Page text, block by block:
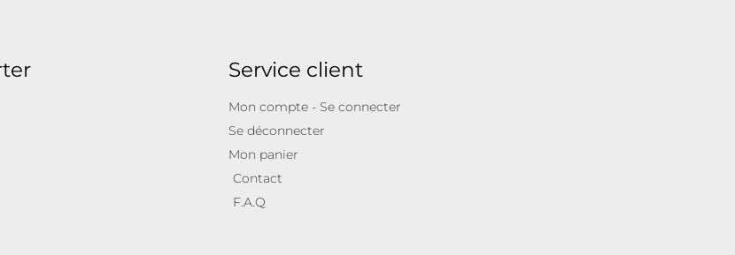
Service client
Mon compte - Se connecter
Se déconnecter
Mon panier
Contact
F.A.Q